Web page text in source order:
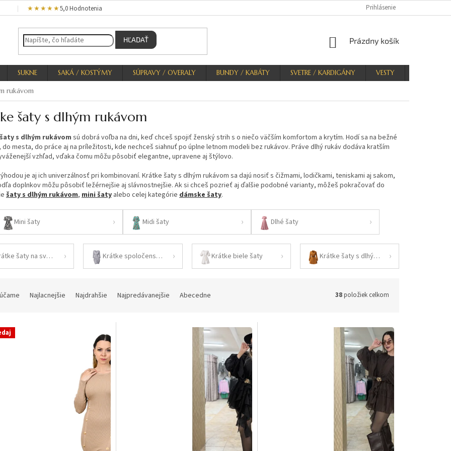
★★★★★5,0 Hodnotenia Prihlásenie
HĽADAŤ
NÁKUPNÝ
Prázdny košík
SUKNE SAKÁ / KOSTÝMY SÚPRAVY / OVERALY BUNDY / KABÁTY SVETRE / KARDIGÁNY VESTY
rukávom
šaty s dlhým rukávom
s dlhým rukávom sú dobrá voľba na dni, keď chceš spojiť ženský strih s o niečo väčším komfortom a krytím. Hodí sa na bežné
do mesta, do práce aj na príležitosti, kde nechceš siahnuť po úplne letnom modeli bez rukávov. Práve dlhý rukáv dodáva kratším
vzhľad, vďaka čomu môžu pôsobiť elegantne, upravene aj štýlovo.
je aj ich univerzálnosť pri kombinovaní. Krátke šaty s dlhým rukávom sa dajú nosiť s čižmami, lodičkami, teniskami aj sakom,
doplnkov môžu pôsobiť ležérnejšie aj slávnostnejšie. Ak si chceš pozrieť aj ďalšie podobné varianty, môžeš pokračovať do
šaty s dlhým rukávom, mini šaty alebo celej kategórie dámske šaty.
Mini šaty Midi šaty Dlhé šaty
Krátke šaty na svadbu Krátke spoločenské šaty Krátke biele šaty Krátke šaty s dlhým rukávom
Najlacnejšie Najdrahšie Najpredávanejšie Abecedne 38položiek celkom